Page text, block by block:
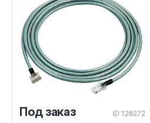
Под заказ ID 128272